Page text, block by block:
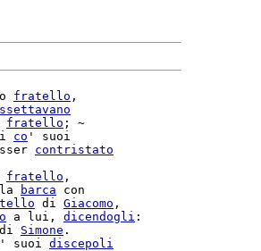
fratello ,
fratello ; ~
co ' suoi
contristato
fratello ,
barca con
di Giacomo
a lui, dicendogli :
Simone .
suoi discepoli